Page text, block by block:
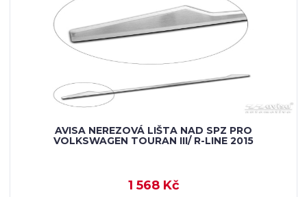
AVISA NEREZOVÁ LIŠTA NAD SPZ PRO
VOLKSWAGEN TOURAN III/ R-LINE 2015
1 568 Kč